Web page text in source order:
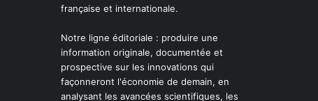
française et internationale.
Notre ligne éditoriale : produire une
information originale, documentée et
prospective sur les innovations qui
façonneront l'économie de demain, en
analysant les avancées scientifiques, les